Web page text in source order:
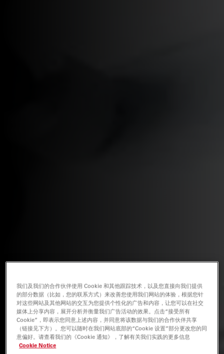
我们及我们的合作伙伴使用 Cookie 和其他跟踪技术，以及您直接向我们提供
的部分数据（比如，您的联系方式）来改善您使用我们网站的体验，根据您针
对这些网站及其他网站的交互为您提供个性化的广告和内容，让您可以在社交
媒体上分享内容，展开分析并衡量我们广告活动的效果。点击“接受所有
Cookie”，即表示您同意上述内容，并同意将该数据与我们的合作伙伴共享
（链接见下方）。您可以随时在我们网站底部的“Cookie 设置”部分更改您的同
意偏好。请查看我们的《Cookie 通知》，了解有关我们实践的更多信息
Cookie Notice